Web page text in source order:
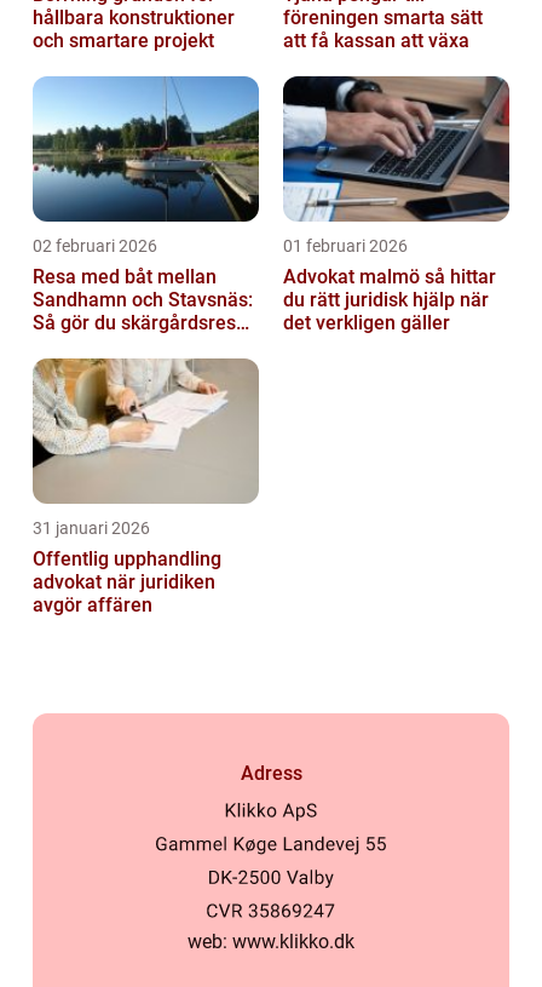
hållbara konstruktioner
och smartare projekt
föreningen smarta sätt
att få kassan att växa
02 februari 2026
Resa med båt mellan
Sandhamn och Stavsnäs:
Så gör du skärgårdsresan
01 februari 2026
Advokat malmö så hittar
du rätt juridisk hjälp när
det verkligen gäller
31 januari 2026
Offentlig upphandling
advokat när juridiken
avgör affären
Adress
web: www.klikko.dk